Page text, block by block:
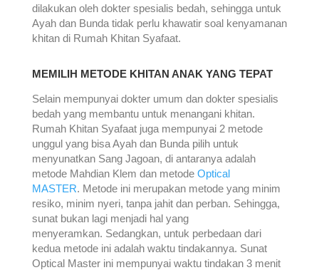
dilakukan oleh dokter spesialis bedah, sehingga untuk
Ayah dan Bunda tidak perlu khawatir soal kenyamanan
khitan di Rumah Khitan Syafaat.
MEMILIH METODE KHITAN ANAK YANG TEPAT
Selain mempunyai dokter umum dan dokter spesialis
bedah yang membantu untuk menangani khitan.
Rumah Khitan Syafaat juga mempunyai 2 metode
unggul yang bisa Ayah dan Bunda pilih untuk
menyunatkan Sang Jagoan, di antaranya adalah
metode Mahdian Klem dan metode Optical
MASTER. Metode ini merupakan metode yang minim
resiko, minim nyeri, tanpa jahit dan perban. Sehingga,
sunat bukan lagi menjadi hal yang
menyeramkan. Sedangkan, untuk perbedaan dari
kedua metode ini adalah waktu tindakannya. Sunat
Optical Master ini mempunyai waktu tindakan 3 menit